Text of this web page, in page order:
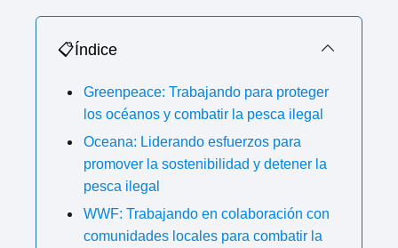
📋Índice
Greenpeace: Trabajando para proteger
los océanos y combatir la pesca ilegal
Oceana: Liderando esfuerzos para
promover la sostenibilidad y detener la
pesca ilegal
WWF: Trabajando en colaboración con
comunidades locales para combatir la